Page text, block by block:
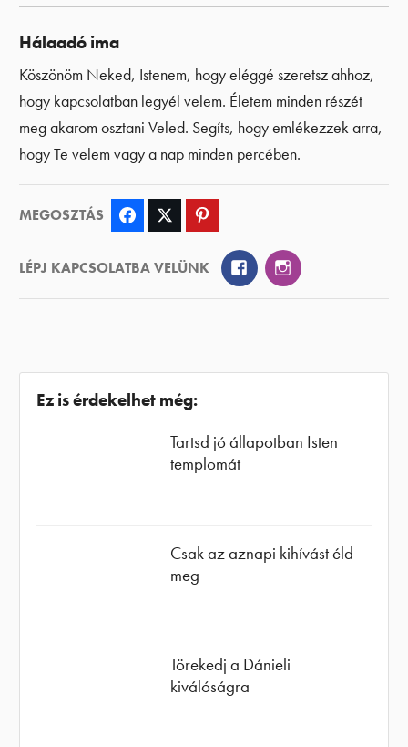
Hálaadó ima
Köszönöm Neked, Istenem, hogy eléggé szeretsz ahhoz,
hogy kapcsolatban legyél velem. Életem minden részét
meg akarom osztani Veled. Segíts, hogy emlékezzek arra,
hogy Te velem vagy a nap minden percében.
MEGOSZTÁS Facebook Twitter
LÉPJ KAPCSOLATBA VELÜNK FacebookInstagram
Ez is érdekelhet még:
Tartsd jó állapotban Isten
templomát
Csak az aznapi kihívást éld
meg
Törekedj a Dánieli
kiválóságra